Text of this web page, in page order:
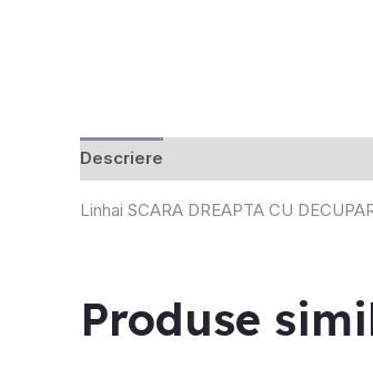
Descriere
Linhai SCARA DREAPTA CU
Produse